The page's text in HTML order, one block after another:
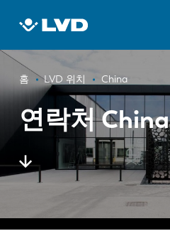
텐
로
기
이
동
경
로
홈 LVD 위치 China
연락처 China
레이저 커팅 머신
프레스 브레이크
판넬 벤더
펀치 프레스
소프트웨어